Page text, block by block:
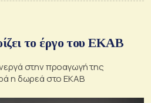
το έργο του ΕΚΑΒ
στην προαγωγή της
η δωρεά στο ΕΚΑΒ